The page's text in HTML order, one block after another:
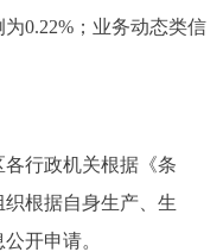
0.22%；业务动态类信
行政机关根据《条
根据自身生产、生
开申请。